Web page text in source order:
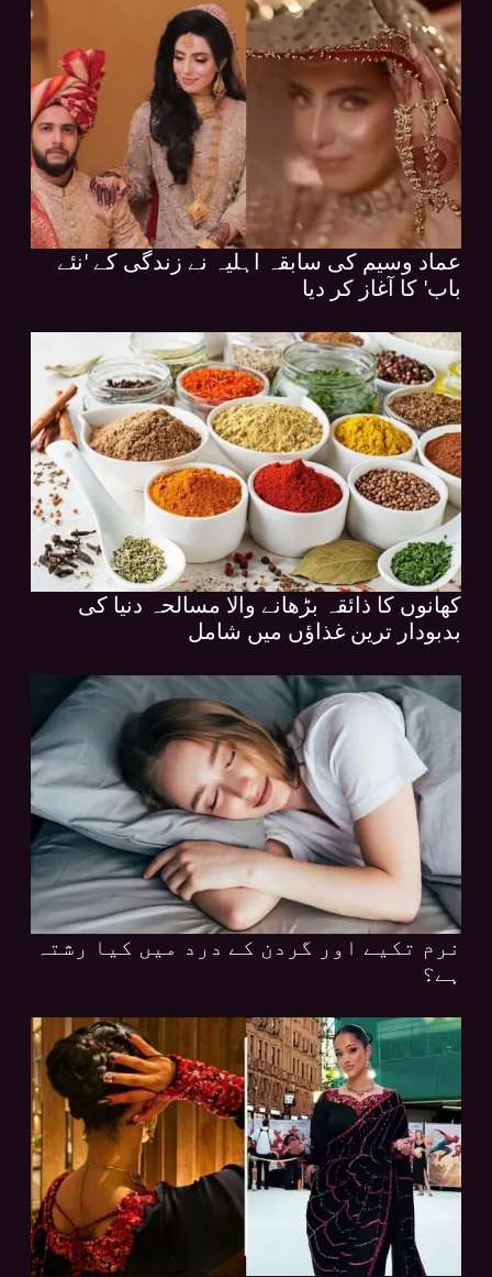
عماد وسیم کی سابقہ اہلیہ نے زندگی کے 'نئے
باب' کا آغاز کر دیا
کھانوں کا ذائقہ بڑھانے والا مسالحہ دنیا کی
بدبودار ترین غذاؤں میں شامل
نرم تکیے اور گردن کے درد میں کیا رشتہ
ہے؟